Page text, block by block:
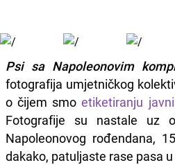
Psi sa Napoleonovim
fotografija umjetničkog
o čijem smoetiketiranju
Fotografije su nastale uz
Napoleonovog rođendana,
dakako, patuljaste rase pasa